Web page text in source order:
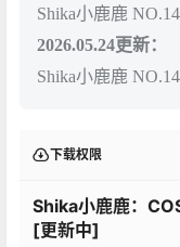
Shika小鹿鹿
2026.05.24更新：
Shika小鹿鹿
下载权限
Shika小鹿鹿：
[更新中]